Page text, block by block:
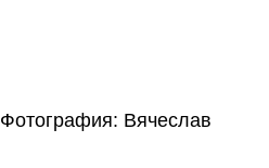
Фотография: Вячеслав